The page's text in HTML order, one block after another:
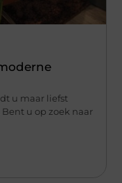
u maar liefst
u op zoek naar